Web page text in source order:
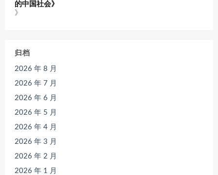
的中国社会》
》
归档
2026 年 8 月
2026 年 7 月
2026 年 6 月
2026 年 5 月
2026 年 4 月
2026 年 3 月
2026 年 2 月
2026 年 1 月